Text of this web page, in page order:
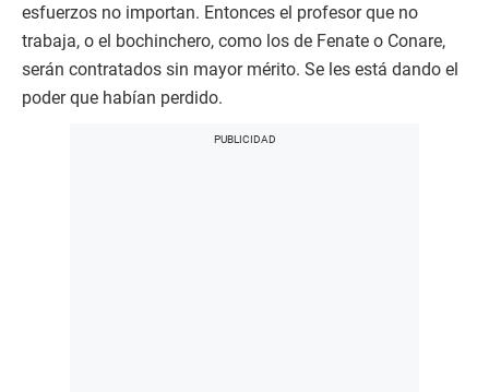
esfuerzos no importan. Entonces el profesor que no
trabaja, o el bochinchero, como los de Fenate o Conare,
serán contratados sin mayor mérito. Se les está dando el
poder que habían perdido.